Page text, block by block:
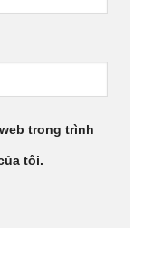
trong trình
tôi.